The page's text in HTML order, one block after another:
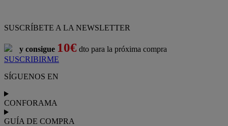
SUSCRÍBETE A LA NEWSLETTER
y consigue 10€ dto para la próxima compra
SUSCRIBIRME
SÍGUENOS EN
CONFORAMA
GUÍA DE COMPRA